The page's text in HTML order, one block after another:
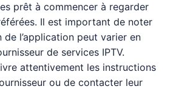
prêt à commencer à regarder
Il est important de noter
l’application peut varier en
de services IPTV.
attentivement les instructions
ou de contacter leur